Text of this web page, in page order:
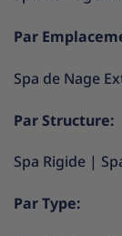
Par
Spa de Nage
Par Structure:
Spa Rigide |
Par Type: